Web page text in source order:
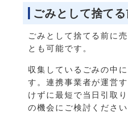
ごみとして捨てる
ごみとして捨てる前に
とも可能です。
収集しているごみの中
す。連携事業者が運営
けずに最短で当日引取
の機会にご検討ください